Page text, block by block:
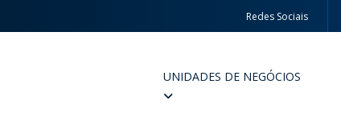
Redes Sociais
UNIDADES DE NEGÓCIOS